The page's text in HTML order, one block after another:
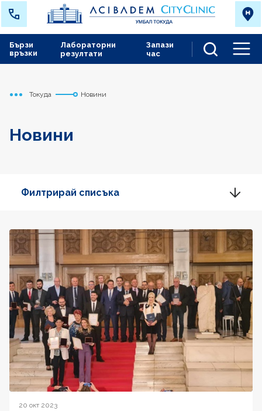
Лабораторни
резултати
Запази
час
Бързи
връзки
Начало
Токуда Новини
Новини
Филтрирай списъка
20 окт 2023